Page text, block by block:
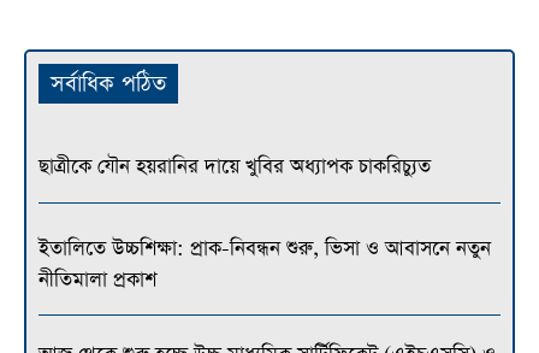
সর্বাধিক পঠিত
ছাত্রীকে যৌন হয়রানির দায়ে খুবির অধ্যাপক চাকরিচ্যুত
ইতালিতে উচ্চশিক্ষা: প্রাক-নিবন্ধন শুরু, ভিসা ও আবাসনে নতুন
নীতিমালা প্রকাশ